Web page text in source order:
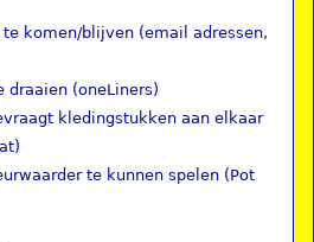
komen/blijven (email adressen,
draaien (oneLiners)
kledingstukken aan elkaar
te kunnen spelen (Pot